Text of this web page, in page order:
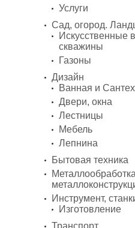
Услуги
Сад, огород.
Искусственные
скважины
Газоны
Дизайн
Ванная и
Двери, окна
Лестницы
Мебель
Лепнина
Бытовая техника
Инструмент,
Изготовление
Транспорт